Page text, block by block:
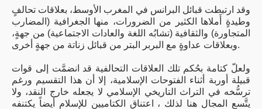
وقد ارتبطت قبائل البرانس في المغرب الأوسط، بعلاقات تحالفٍ
وطيدةٍ أَملاها الكثير من الضرورات، منها الجغرافية (المضارب
المتجاورة) والثقافية (تشابُه اللغة والعادات الاجتماعية) من جهةٍ،
وبعلاقات عداوةٍ مع البربر البتر من قبائل زناتة من جهةٍ أخرى.
ولعلّ كتامة بحُكم تلك العلاقات التحالفية قد انضمَّت إلى قوات
قبيلة أوربة أثناء الفتوحات الإسلامية، إلا أن هذا التقسيم ورغم
ترسُّخه في التراث التاريخي الإسلامي لا يجعله خارج النقد، ولا
يتَّسع المجال هنا لذلك ، اعتناق الكتاميين للإسلام أيضاً يكتنفه